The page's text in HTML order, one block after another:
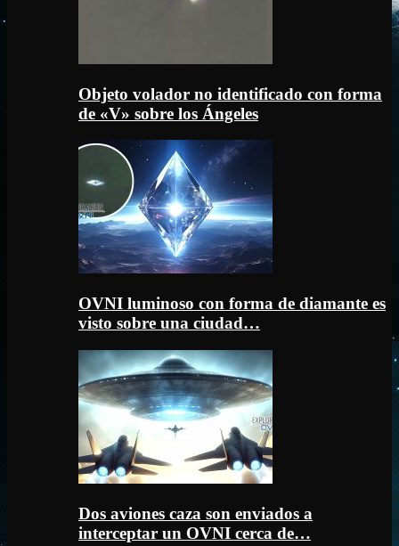
Objeto volador no identificado con forma
de «V» sobre los Ángeles
OVNI luminoso con forma de diamante es
visto sobre una ciudad…
Dos aviones caza son enviados a
interceptar un OVNI cerca de…